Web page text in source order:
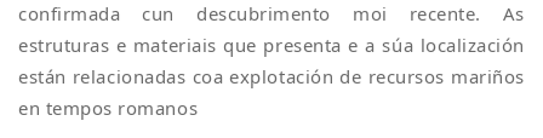
confirmada cun descubrimento moi recente. As
estruturas e materiais que presenta e a súa localización
están relacionadas coa explotación de recursos mariños
en tempos romanos